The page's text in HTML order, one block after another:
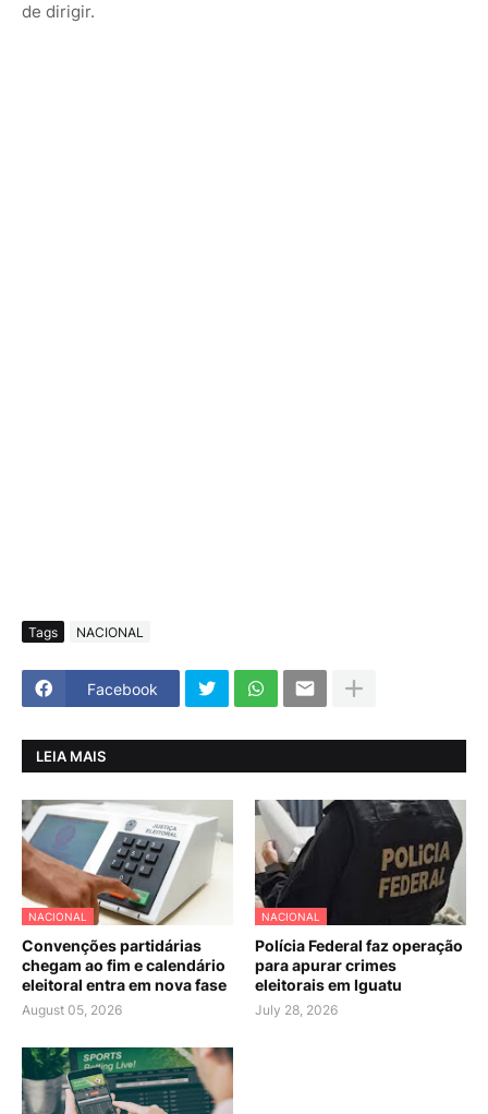
de dirigir.
Tags NACIONAL
Facebook
LEIA MAIS
NACIONAL
Convenções partidárias
chegam ao fim e calendário
eleitoral entra em nova fase
August 05, 2026
NACIONAL
Polícia Federal faz operação
para apurar crimes
eleitorais em Iguatu
July 28, 2026